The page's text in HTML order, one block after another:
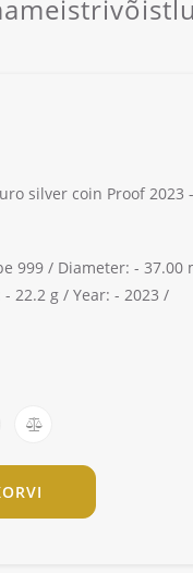
silver coin Proof 2023
999 / Diameter: - 37.00
- 22.2 g / Year: - 2023 /